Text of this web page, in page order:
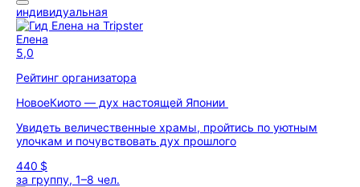
индивидуальная
Елена
5,0
Рейтинг организатора
НовоеКиото — дух настоящей Японии
Увидеть величественные храмы, пройтись по уютным
улочкам и почувствовать дух прошлого
440 $
за группу, 1–8 чел.